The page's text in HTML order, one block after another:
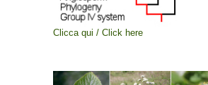
Clicca qui / Click here